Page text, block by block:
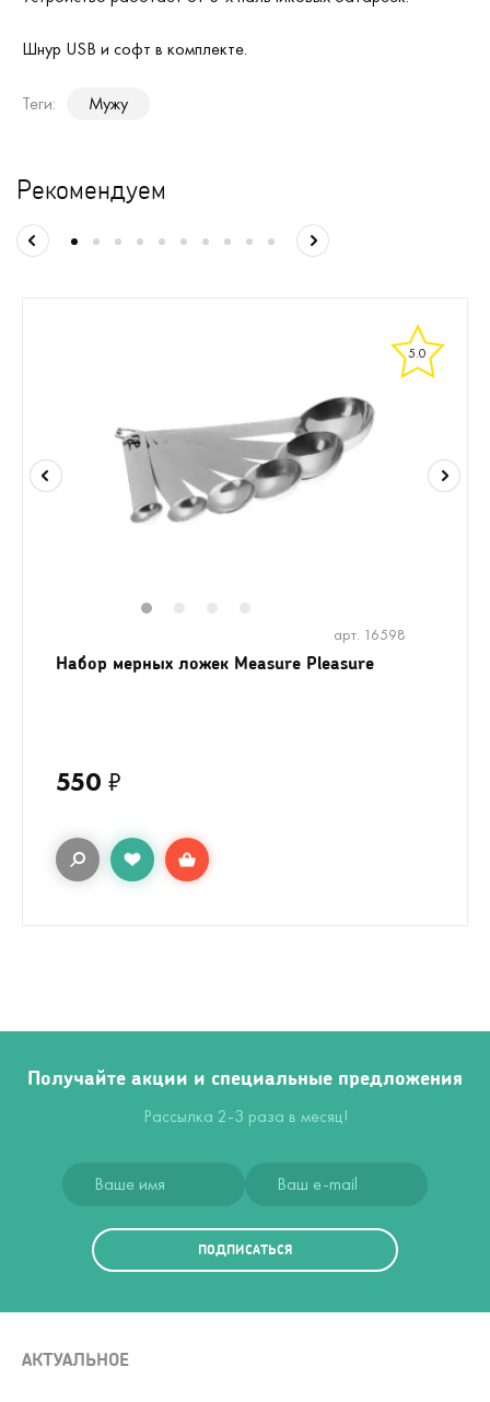
Шнур USB и софт в комплекте.
Теги: Мужу
Рекомендуем
5.0
арт. 16598
Набор мерных ложек Measure Pleasure
550 ₽
Получайте акции и специальные предложения
Рассылка 2-3 раза в месяц!
ПОДПИСАТЬСЯ
АКТУАЛЬНОЕ